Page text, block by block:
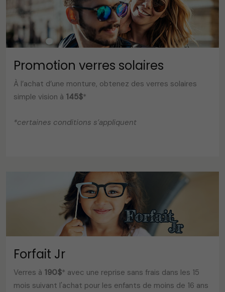
Promotion verres solaires
À l’achat d’une monture, obtenez des verres solaires
simple vision à 145$*
*certaines conditions s’appliquent
Forfait Jr
Verres à 190$* avec une reprise sans frais dans les 15
mois suivant l'achat pour les enfants de moins de 16 ans